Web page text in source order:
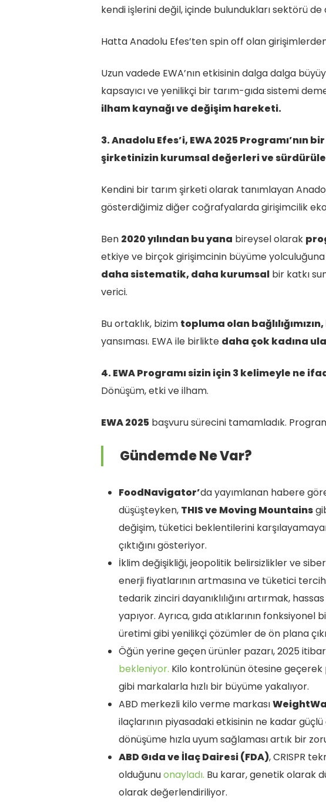
kendi işlerini değil, içinde bulundukları sektörü
Hatta Anadolu Efes’ten spin off olan
Uzun vadede EWA’nın etkisinin dalga dalga
kapsayıcı ve yenilikçi bir tarım-gıda sistemi
ilham kaynağı ve değişim hareketi.
3. Anadolu Efes’i, EWA 2025
şirketinizin kurumsal değerleri ve
Kendini bir tarım şirketi olarak tanımlayan
gösterdiğimiz diğer coğrafyalarda girişimcilik
Ben 2020 yılından bu yana bireysel olarak
etkiye ve birçok girişimcinin büyüme yolculuğuna
daha sistematik, daha kurumsal bir katkı
verici.
Bu ortaklık, bizim topluma olan
yansıması. EWA ile birlikte daha çok kadına
4. EWA Programı sizin için 3 kelimeyle ne
Dönüşüm, etki ve ilham.
EWA 2025 başvuru sürecini tamamladık.
Gündemde Ne Var?
FoodNavigator’da yayımlanan habere
düşüşteyken, THIS ve Moving Mountains
değişim, tüketici beklentilerini
çıktığını gösteriyor.
İklim değişikliği, jeopolitik belirsizlikler ve
enerji fiyatlarının artmasına ve tüketici
tedarik zinciri dayanıklılığını artırmak,
yapıyor. Ayrıca, gıda atıklarının
üretimi gibi yenilikçi çözümler de ön plana
Öğün yerine geçen ürünler pazarı, 2025
bekleniyor. Kilo kontrolünün ötesine
gibi markalarla hızlı bir büyüme yakalıyor.
ABD merkezli kilo verme markası
ilaçlarının piyasadaki etkisinin ne kadar
dönüşüme hızla uyum sağlaması artık bir
ABD Gıda ve İlaç Dairesi (FDA), CRISPR
olduğunuonayladı. Bu karar, genetik olarak
olarak değerlendiriliyor.